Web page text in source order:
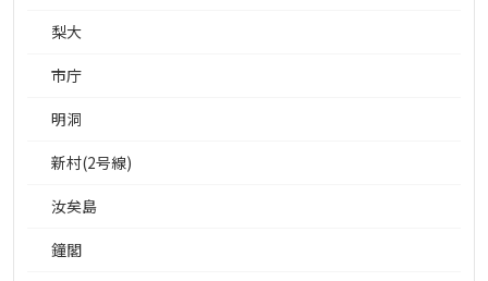
梨大
市庁
明洞
新村(2号線)
汝矣島
鐘閣